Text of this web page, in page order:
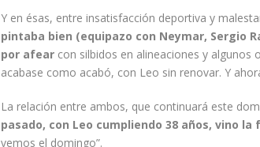
Y en ésas, entre insatisfacción deportiva y
pintaba bien (equipazo con Neymar, Sergio
por afear con silbidos en alineaciones y
acabase como acabó, con Leo sin renovar. Y
La relación entre ambos, que continuará este
pasado, con Leo cumpliendo 38 años, vino la
vemos el domingo”.